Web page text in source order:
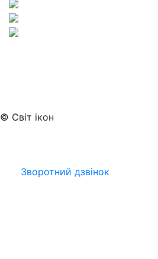
© Світ ікон
Зворотний дзвінок